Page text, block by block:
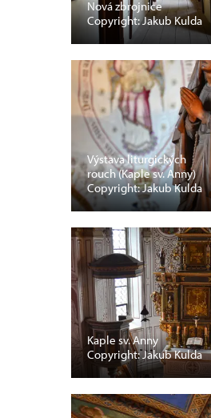
Nová zbrojnice
Copyright: Jakub Kulda
Výstava liturgických
rouch (Kaple sv. Anny)
Copyright: Jakub Kulda
Kaple sv. Anny
Copyright: Jakub Kulda